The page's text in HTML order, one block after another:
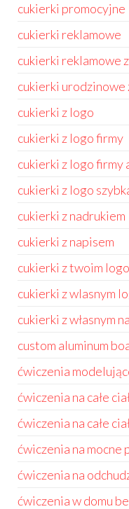
cukierki promocyjne
cukierki reklamowe
cukierki reklamowe
cukierki urodzinowe
cukierki z logo
cukierki z logo firmy
cukierki z logo firmy
cukierki z logo
cukierki z nadrukiem
cukierki z napisem
cukierki z twoim logo
cukierki z wlasnym
cukierki z własnym
custom aluminum
ćwiczenia
ćwiczenia na całe
ćwiczenia na całe
ćwiczenia na mocne
ćwiczenia na
ćwiczenia w domu